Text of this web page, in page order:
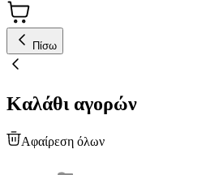
Πίσω
Καλάθι αγορών
Αφαίρεση όλων